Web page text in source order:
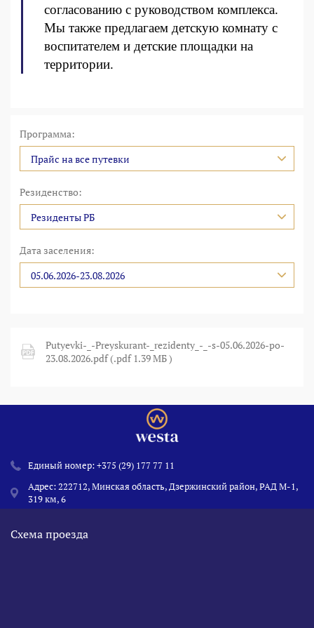
согласованию с руководством комплекса.
Мы также предлагаем детскую комнату с
воспитателем и детские площадки на
территории.
Программа:
Прайс на все путевки
Резиденство:
Резиденты РБ
Дата заселения:
05.06.2026-23.08.2026
Putyevki-_-Preyskurant-_rezidenty_-_-s-05.06.2026-po-
23.08.2026.pdf (.pdf 1.39 МБ )
Единый номер:+375 (29) 177 77 11
Адрес: 222712, Минская область, Дзержинский район, РАД М-1,
319 км, 6
Схема проезда